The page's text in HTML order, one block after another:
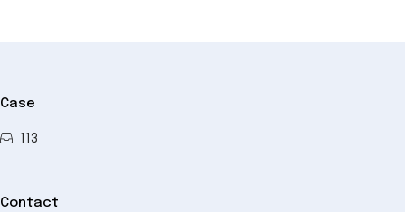
Case
113
Contact